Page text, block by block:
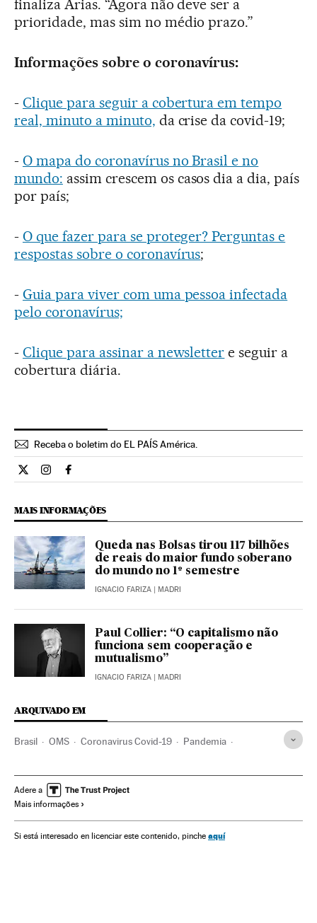
finaliza Arias. “Agora não deve ser a
prioridade, mas sim no médio prazo.”
Informações sobre o coronavírus:
- Clique para seguir a cobertura em tempo
real, minuto a minuto, da crise da covid-19;
- O mapa do coronavírus no Brasil e no
mundo: assim crescem os casos dia a dia, país
por país;
- O que fazer para se proteger? Perguntas e
respostas sobre o coronavírus;
- Guia para viver com uma pessoa infectada
pelo coronavírus;
- Clique para assinar a newsletter e seguir a
cobertura diária.
Receba o boletim do EL PAÍS América.
Economia El País Brasil en Twitter
Economia El País Brasil en Instagram
Economia El País Brasil en Facebook
MAIS INFORMAÇÕES
Queda nas Bolsas tirou 117 bilhões
de reais do maior fundo soberano
do mundo no 1º semestre
IGNACIO FARIZA | MADRI
Paul Collier: “O capitalismo não
funciona sem cooperação e
mutualismo”
IGNACIO FARIZA | MADRI
ARQUIVADO EM
Brasil OMS Coronavirus Covid-19 Pandemia
Ministério Saúde Mario Draghi
Política econômica
Federal Reserve Inflação Taxas juro PIB FMI
Adere a
Mais informações
Si está interesado en licenciar este contenido, pinche aquí